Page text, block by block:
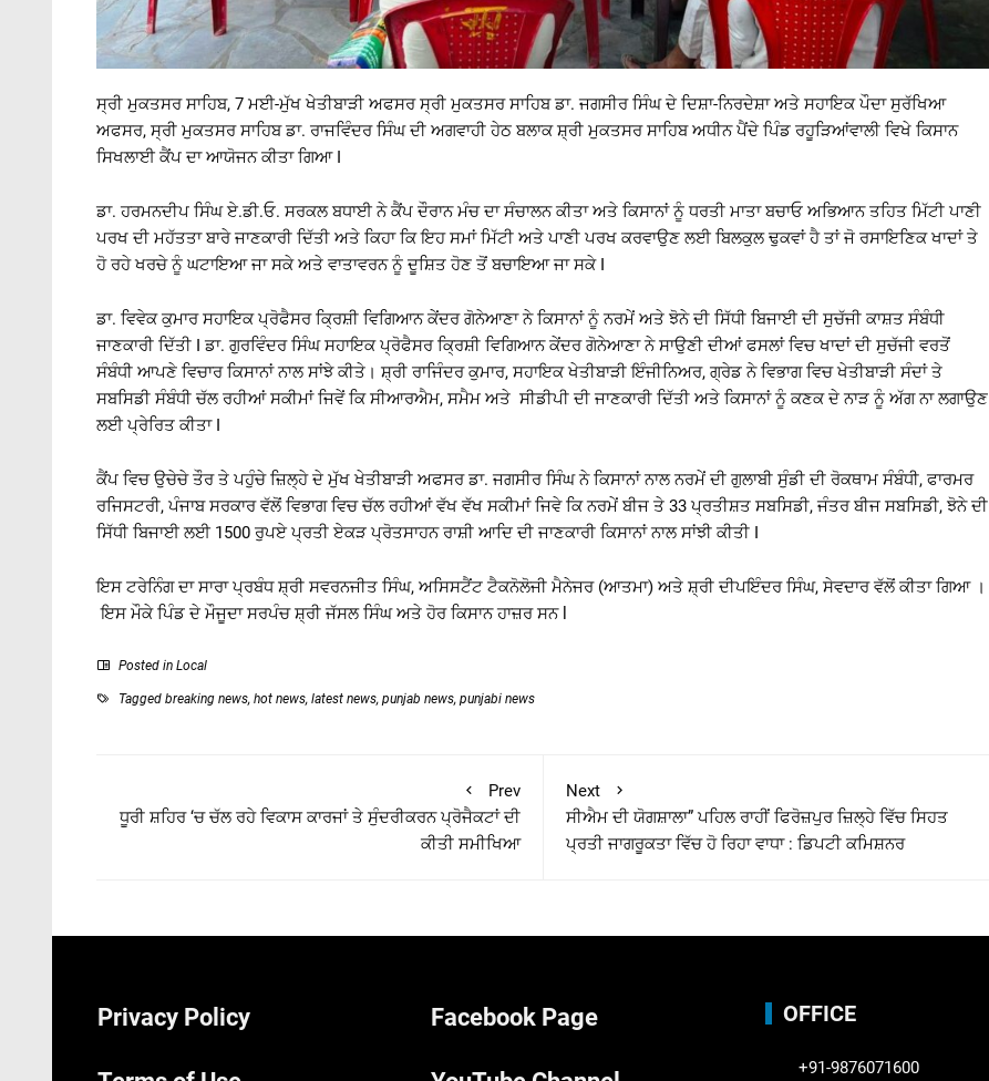
ਸ੍ਰੀ ਮੁਕਤਸਰ ਸਾਹਿਬ, 7 ਮਈ-ਮੁੱਖ ਖੇਤੀਬਾੜੀ ਅਫਸਰ ਸ੍ਰੀ ਮੁਕਤਸਰ ਸਾਹਿਬ ਡਾ. ਜਗਸੀਰ ਸਿੰਘ ਦੇ ਦਿਸ਼ਾ-ਨਿਰਦੇਸ਼ਾ ਅਤੇ ਸਹਾਇਕ ਪੌਦਾ ਸੁਰੱਖਿਆ
ਅਫਸਰ, ਸ੍ਰੀ ਮੁਕਤਸਰ ਸਾਹਿਬ ਡਾ. ਰਾਜਵਿੰਦਰ ਸਿੰਘ ਦੀ ਅਗਵਾਹੀ ਹੇਠ ਬਲਾਕ ਸ਼੍ਰੀ ਮੁਕਤਸਰ ਸਾਹਿਬ ਅਧੀਨ ਪੈਂਦੇ ਪਿੰਡ ਰਹੂੜਿਆਂਵਾਲੀ ਵਿਖੇ ਕਿਸਾਨ
ਸਿਖਲਾਈ ਕੈਂਪ ਦਾ ਆਯੋਜਨ ਕੀਤਾ ਗਿਆ I
ਡਾ. ਹਰਮਨਦੀਪ ਸਿੰਘ ਏ.ਡੀ.ਓ. ਸਰਕਲ ਬਧਾਈ ਨੇ ਕੈਂਪ ਦੌਰਾਨ ਮੰਚ ਦਾ ਸੰਚਾਲਨ ਕੀਤਾ ਅਤੇ ਕਿਸਾਨਾਂ ਨੂੰ ਧਰਤੀ ਮਾਤਾ ਬਚਾਓ ਅਭਿਆਨ ਤਹਿਤ ਮਿੱਟੀ ਪਾਣੀ
ਪਰਖ ਦੀ ਮਹੱਤਤਾ ਬਾਰੇ ਜਾਣਕਾਰੀ ਦਿੱਤੀ ਅਤੇ ਕਿਹਾ ਕਿ ਇਹ ਸਮਾਂ ਮਿੱਟੀ ਅਤੇ ਪਾਣੀ ਪਰਖ ਕਰਵਾਉਣ ਲਈ ਬਿਲਕੁਲ ਢੁਕਵਾਂ ਹੈ ਤਾਂ ਜੋ ਰਸਾਇਣਿਕ ਖਾਦਾਂ ਤੇ
ਹੋ ਰਹੇ ਖਰਚੇ ਨੂੰ ਘਟਾਇਆ ਜਾ ਸਕੇ ਅਤੇ ਵਾਤਾਵਰਨ ਨੂੰ ਦੂਸ਼ਿਤ ਹੋਣ ਤੋਂ ਬਚਾਇਆ ਜਾ ਸਕੇ I
ਡਾ. ਵਿਵੇਕ ਕੁਮਾਰ ਸਹਾਇਕ ਪ੍ਰੋਫੈਸਰ ਕ੍ਰਿਸ਼ੀ ਵਿਗਿਆਨ ਕੇਂਦਰ ਗੋਨੇਆਣਾ ਨੇ ਕਿਸਾਨਾਂ ਨੂੰ ਨਰਮੇਂ ਅਤੇ ਝੋਨੇ ਦੀ ਸਿੱਧੀ ਬਿਜਾਈ ਦੀ ਸੁਚੱਜੀ ਕਾਸ਼ਤ ਸੰਬੰਧੀ
ਜਾਣਕਾਰੀ ਦਿੱਤੀ I ਡਾ. ਗੁਰਵਿੰਦਰ ਸਿੰਘ ਸਹਾਇਕ ਪ੍ਰੋਫੈਸਰ ਕ੍ਰਿਸ਼ੀ ਵਿਗਿਆਨ ਕੇਂਦਰ ਗੋਨੇਆਣਾ ਨੇ ਸਾਉਣੀ ਦੀਆਂ ਫਸਲਾਂ ਵਿਚ ਖਾਦਾਂ ਦੀ ਸੁਚੱਜੀ ਵਰਤੋਂ
ਸੰਬੰਧੀ ਆਪਣੇ ਵਿਚਾਰ ਕਿਸਾਨਾਂ ਨਾਲ ਸਾਂਝੇ ਕੀਤੇ। ਸ਼੍ਰੀ ਰਾਜਿੰਦਰ ਕੁਮਾਰ, ਸਹਾਇਕ ਖੇਤੀਬਾੜੀ ਇੰਜੀਨਿਅਰ, ਗ੍ਰੇਡ ਨੇ ਵਿਭਾਗ ਵਿਚ ਖੇਤੀਬਾੜੀ ਸੰਦਾਂ ਤੇ
ਸਬਸਿਡੀ ਸੰਬੰਧੀ ਚੱਲ ਰਹੀਆਂ ਸਕੀਮਾਂ ਜਿਵੇਂ ਕਿ ਸੀਆਰਐਮ, ਸਮੈਮ ਅਤੇ ਸੀਡੀਪੀ ਦੀ ਜਾਣਕਾਰੀ ਦਿੱਤੀ ਅਤੇ ਕਿਸਾਨਾਂ ਨੂੰ ਕਣਕ ਦੇ ਨਾੜ ਨੂੰ ਅੱਗ ਨਾ ਲਗਾਉਣ
ਲਈ ਪ੍ਰੇਰਿਤ ਕੀਤਾ I
ਕੈਂਪ ਵਿਚ ਉਚੇਚੇ ਤੌਰ ਤੇ ਪਹੁੰਚੇ ਜ਼ਿਲ੍ਹੇ ਦੇ ਮੁੱਖ ਖੇਤੀਬਾੜੀ ਅਫਸਰ ਡਾ. ਜਗਸੀਰ ਸਿੰਘ ਨੇ ਕਿਸਾਨਾਂ ਨਾਲ ਨਰਮੇਂ ਦੀ ਗੁਲਾਬੀ ਸੁੰਡੀ ਦੀ ਰੋਕਥਾਮ ਸੰਬੰਧੀ, ਫਾਰਮਰ
ਰਜਿਸਟਰੀ, ਪੰਜਾਬ ਸਰਕਾਰ ਵੱਲੋਂ ਵਿਭਾਗ ਵਿਚ ਚੱਲ ਰਹੀਆਂ ਵੱਖ ਵੱਖ ਸਕੀਮਾਂ ਜਿਵੇ ਕਿ ਨਰਮੇਂ ਬੀਜ ਤੇ 33 ਪ੍ਰਤੀਸ਼ਤ ਸਬਸਿਡੀ, ਜੰਤਰ ਬੀਜ ਸਬਸਿਡੀ, ਝੋਨੇ ਦੀ
ਸਿੱਧੀ ਬਿਜਾਈ ਲਈ 1500 ਰੁਪਏ ਪ੍ਰਤੀ ਏਕੜ ਪ੍ਰੋਤਸਾਹਨ ਰਾਸ਼ੀ ਆਦਿ ਦੀ ਜਾਣਕਾਰੀ ਕਿਸਾਨਾਂ ਨਾਲ ਸਾਂਝੀ ਕੀਤੀ I
ਇਸ ਟਰੇਨਿੰਗ ਦਾ ਸਾਰਾ ਪ੍ਰਬੰਧ ਸ਼੍ਰੀ ਸਵਰਨਜੀਤ ਸਿੰਘ, ਅਸਿਸਟੈਂਟ ਟੈਕਨੋਲੋਜੀ ਮੈਨੇਜਰ (ਆਤਮਾ) ਅਤੇ ਸ਼੍ਰੀ ਦੀਪਇੰਦਰ ਸਿੰਘ, ਸੇਵਦਾਰ ਵੱਲੋਂ ਕੀਤਾ ਗਿਆ ।
ਇਸ ਮੌਕੇ ਪਿੰਡ ਦੇ ਮੌਜੂਦਾ ਸਰਪੰਚ ਸ਼੍ਰੀ ਜੱਸਲ ਸਿੰਘ ਅਤੇ ਹੋਰ ਕਿਸਾਨ ਹਾਜ਼ਰ ਸਨ l
Posted in Local
Tagged breaking news, hot news, latest news, punjab news, punjabi news
Prev
ਧੂਰੀ ਸ਼ਹਿਰ ‘ਚ ਚੱਲ ਰਹੇ ਵਿਕਾਸ ਕਾਰਜਾਂ ਤੇ ਸੁੰਦਰੀਕਰਨ ਪ੍ਰੋਜੈਕਟਾਂ ਦੀ
ਕੀਤੀ ਸਮੀਖਿਆ
Next
ਸੀਐਮ ਦੀ ਯੋਗਸ਼ਾਲਾ” ਪਹਿਲ ਰਾਹੀਂ ਫਿਰੋਜ਼ਪੁਰ ਜ਼ਿਲ੍ਹੇ ਵਿੱਚ ਸਿਹਤ
ਪ੍ਰਤੀ ਜਾਗਰੂਕਤਾ ਵਿੱਚ ਹੋ ਰਿਹਾ ਵਾਧਾ : ਡਿਪਟੀ ਕਮਿਸ਼ਨਰ
Privacy Policy Facebook Page OFFICE
+91-9876071600